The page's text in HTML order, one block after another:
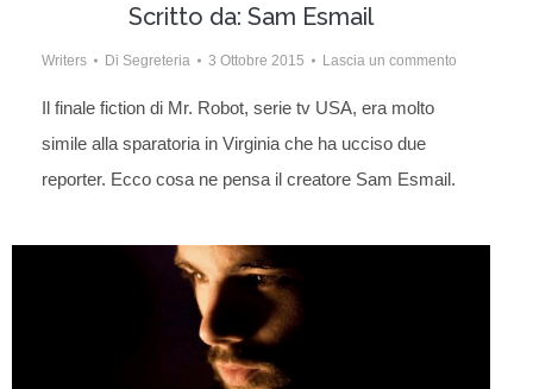
Scritto da: Sam Esmail
Writers Di Segreteria 3 Ottobre 2015 Lascia un commento
Il finale fiction di Mr. Robot, serie tv USA, era molto
simile alla sparatoria in Virginia che ha ucciso due
reporter. Ecco cosa ne pensa il creatore Sam Esmail.